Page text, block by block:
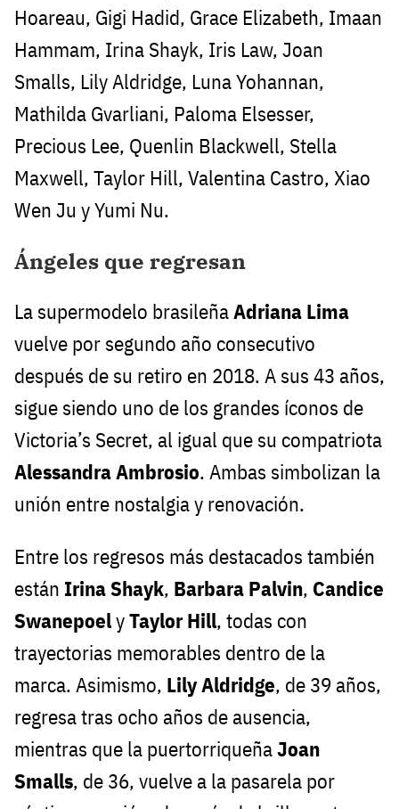
Hoareau, Gigi Hadid, Grace Elizabeth, Imaan
Hammam, Irina Shayk, Iris Law, Joan
Smalls, Lily Aldridge, Luna Yohannan,
Mathilda Gvarliani, Paloma Elsesser,
Precious Lee, Quenlin Blackwell, Stella
Maxwell, Taylor Hill, Valentina Castro, Xiao
Wen Ju y Yumi Nu.
Ángeles que regresan
La supermodelo brasileñaAdriana Lima
vuelve por segundo año consecutivo
después de su retiro en 2018. A sus 43 años,
sigue siendo uno de los grandes íconos de
Victoria’s Secret, al igual que su compatriota
Alessandra Ambrosio. Ambas simbolizan la
unión entre nostalgia y renovación.
Entre los regresos más destacados también
están Irina Shayk, Barbara Palvin, Candice
SwanepoelyTaylor Hill, todas con
trayectorias memorables dentro de la
marca. Asimismo, Lily Aldridge, de 39 años,
regresa tras ocho años de ausencia,
mientras que la puertorriqueñaJoan
Smalls, de 36, vuelve a la pasarela por